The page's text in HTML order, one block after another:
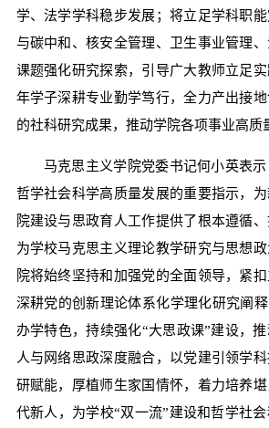
学、法学学科稳步发展；将立足学科职
与碳中和、核安全管理、卫生事业管理
课题强化研究探索，引导广大教师立足
年学子深耕专业勤学笃行，全力产出接
的社科研究成果，推动学院各项事业高质
马克思主义学院党委书记何小英表
哲学社会科学高质量发展的重要指示，
院建设与思政育人工作提供了根本遵循
为学校马克思主义理论教学研究与思想
院将始终坚持和加强党的全面领导，紧扣
深耕党的创新理论体系化学理化研究阐
办学特色，持续强化“大思政课”建设，
人与网络思政深度融合，以党建引领学
研赋能，厚植师生家国情怀，着力培养
代新人，为学校“双一流”建设和哲学社